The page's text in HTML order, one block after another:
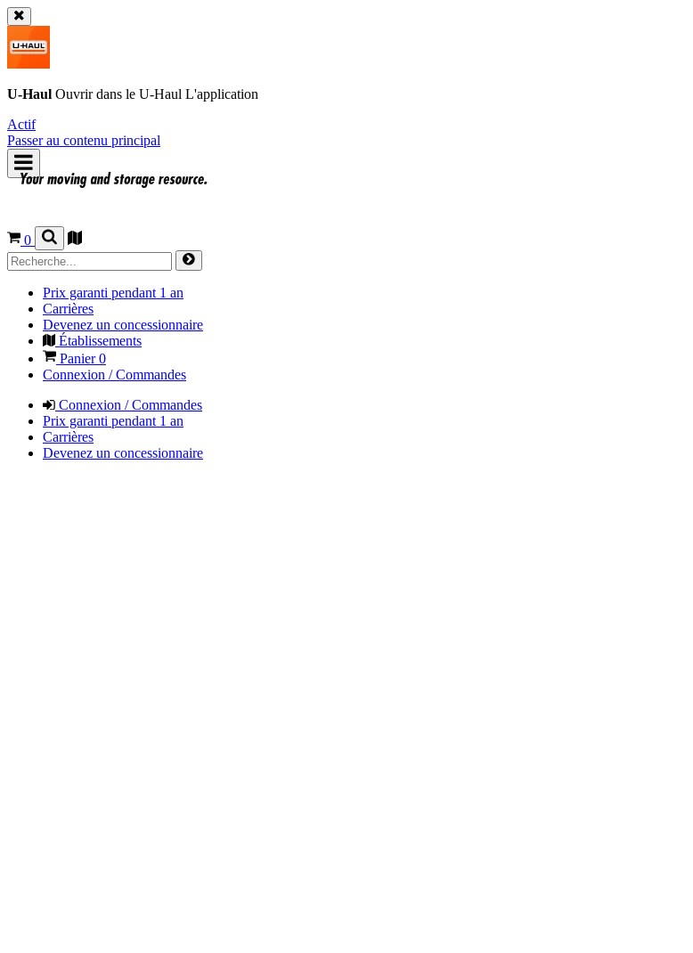
U-Haul Ouvrir dans le U-Haul L'application
Actif
Passer au contenu principal
0
Prix garanti pendant 1 an
Carrières
Devenez un concessionnaire
Établissements
Panier0
Connexion / Commandes
Connexion / Commandes
Prix garanti pendant 1 an
Carrières
Devenez un concessionnaire